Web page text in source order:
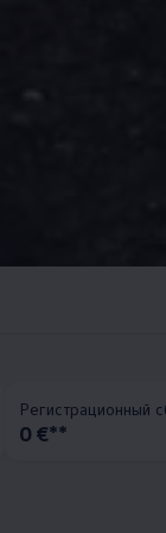
Pегистрационный
0 €**